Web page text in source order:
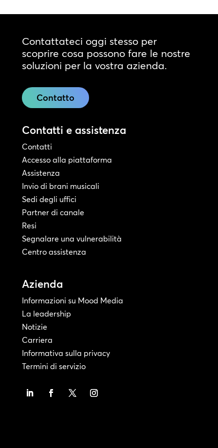
Contattateci oggi stesso per
scoprire cosa possono fare le nostre
soluzioni per la vostra azienda.
Contatto
Contatti e assistenza
Contatti
Accesso alla piattaforma
Assistenza
Invio di brani musicali
Sedi degli uffici
Partner di canale
Resi
Segnalare una vulnerabilità
Centro assistenza
Azienda
Informazioni su Mood Media
La leadership
Notizie
Carriera
Informativa sulla privacy
Termini di servizio